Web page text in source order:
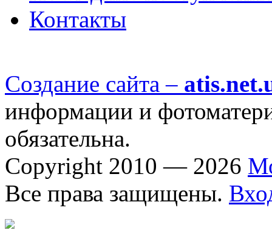
Контакты
Создание сайта –
информации и
обязательна.
Copyright 2010 — 2026
Все права защищены.